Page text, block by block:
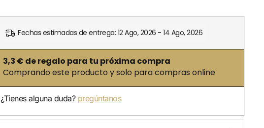
Fechas estimadas de entrega: 12 Ago, 2026 - 14 Ago, 2026
3,3 € de regalo para tu próxima compra
Comprando este producto y solo para compras online
¿Tienes alguna duda? pregúntanos